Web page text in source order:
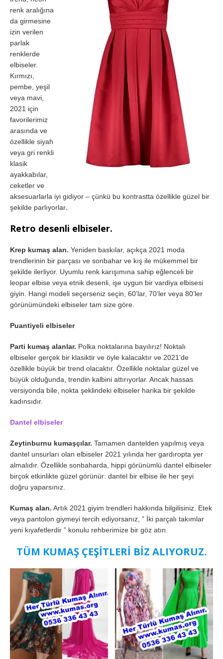
renk aralığına
da girmesine
izin verilen
parlak
renklerde
elbiseler.
Kırmızı,
pembe, yeşil
veya mavi,
2021 için
favorilerimiz
arasında ve
özellikle siyah
veya gri renkli
klasik
ayakkabılar,
ceketler ve
aksesuarlarla iyi gidiyor – çünkü bu kontrastta özellikle güzel bir
şekilde parlıyorlar.
Retro desenli elbiseler.
Krep kumaş alan. Yeniden baskılar, açıkça 2021 moda
trendlerinin bir parçası ve sonbahar ve kış ile mükemmel bir
şekilde ilerliyor. Uyumlu renk karışımına sahip eğlenceli bir
leopar elbise veya etnik desenli, işe uygun bir vardiya elbisesi
giyin. Hangi modeli seçerseniz seçin, 60’lar, 70’ler veya 80’ler
görünümündeki elbiseler tam size göre.
Puantiyeli elbiseler
Parti kumaş alanlar. Polka noktalarına bayılırız! Noktalı
elbiseler gerçek bir klasiktir ve öyle kalacaktır ve 2021’de
özellikle büyük bir trend olacaktır. Özellikle noktalar güzel ve
büyük olduğunda, trendin kalbini attırıyorlar. Ancak hassas
versiyonda bile, nokta şeklindeki elbiseler harika bir şekilde
kadınsıdır.
Dantel elbiseler
Zeytinburnu kumaşçılar. Tamamen dantelden yapılmış veya
dantel unsurları olan elbiseler 2021 yılında her gardıropta yer
almalıdır. Özellikle sonbaharda, hippi görünümlü dantel elbiseler
birçok etkinlikte güzel görünür: dantel bir elbise ile her şeyi
doğru yaparsınız.
Kumaş alan. Artık 2021 giyim trendleri hakkında bilgilisiniz. Etek
veya pantolon giymeyi tercih ediyorsanız, ” İki parçalı takımlar
yeni kıyafetlerdir ” konulu rehberimize bir göz atın.
TÜM KUMAŞ ÇEŞİTLERİ BİZ ALIYORUZ.